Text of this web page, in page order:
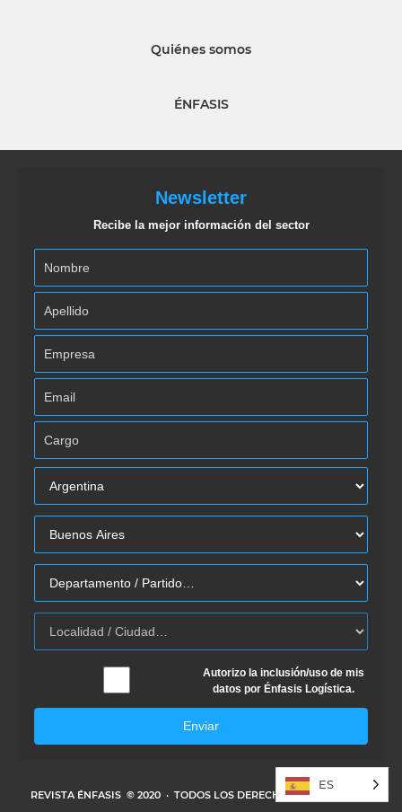
Quiénes somos
ÉNFASIS
Newsletter
Recibe la mejor información del sector
Autorizo la inclusión/uso de mis
datos por Énfasis Logística.
Enviar
REVISTA ÉNFASIS © 2020 · TODOS LOS DERECHOS RESERVADOS
ES